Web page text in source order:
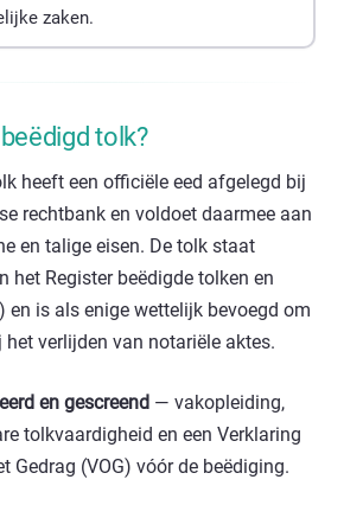
zaken.
tolk?
heeft een officiële eed afgelegd bij
rechtbank en voldoet daarmee aan
en talige eisen. De tolk staat
het Register beëdigde tolken en
en is als enige wettelijk bevoegd om
het verlijden van notariële aktes.
en gescreend — vakopleiding,
tolkvaardigheid en een Verklaring
Gedrag (VOG) vóór de beëdiging.